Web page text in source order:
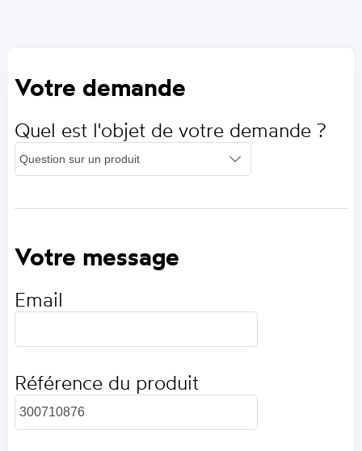
Votre demande
Quel est l'objet de votre demande ?
Votre message
Email
Référence du produit